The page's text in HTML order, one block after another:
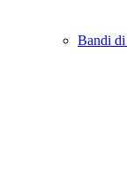
Bandi di